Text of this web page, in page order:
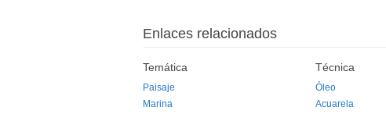
Enlaces relacionados
Temática
Paisaje
Marina
Técnica
Óleo
Acuarela